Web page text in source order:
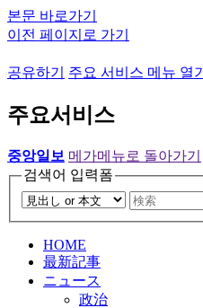
본문 바로가기
이전 페이지로 가기
공유하기 주요 서비스 메뉴 열기
주요서비스
중앙일보 메가메뉴로 돌아가기
검색어 입력폼
HOME
最新記事
ニュース
政治